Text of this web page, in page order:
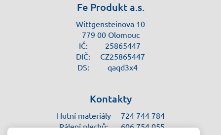
Fe Produkt a.s.
Wittgensteinova 10
779 00 Olomouc
IČ:
DIČ:
DS:
25865447
CZ25865447
qaqd3x4
Kontakty
Hutní materiály
Pálení plechů:
724 744 784
606 754 055